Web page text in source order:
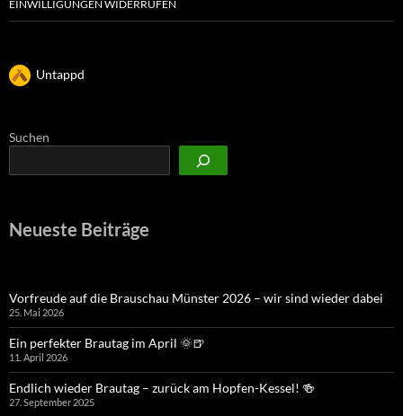
EINWILLIGUNGEN WIDERRUFEN
Untappd
Suchen
Neueste Beiträge
Vorfreude auf die Brauschau Münster 2026 – wir sind wieder dabei
25. Mai 2026
Ein perfekter Brautag im April 🌞🍺
11. April 2026
Endlich wieder Brautag – zurück am Hopfen-Kessel! 🍻
27. September 2025